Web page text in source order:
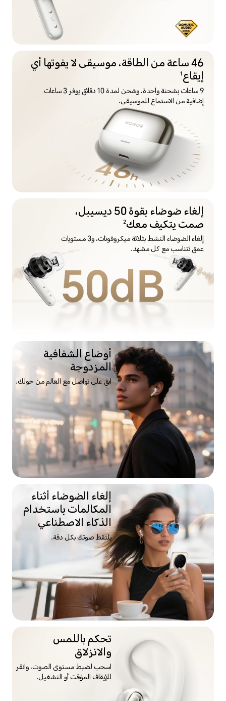
46 ساعة من الطاقة، موسيقى لا يفوتها أي
إيقاع1
9 ساعات بشحنة واحدة، وشحن لمدة 10 دقائق يوفر 3 ساعات
إضافية من الاستماع للموسيقى.
إلغاء ضوضاء بقوة 50 ديسيبل،
صمت يتكيف معك2
إلغاء الضوضاء النشط بثلاثة ميكروفونات، و3 مستويات
عمق تتناسب مع كل مشهد.
أوضاع الشفافية
المزدوجة
ابقَ على تواصل مع العالم من حولك.
إلغاء الضوضاء أثناء
المكالمات باستخدام
الذكاء الاصطناعي
يلتقط صوتك بكل دقة.
تحكم باللمس
والانزلاق
اسحب لضبط مستوى الصوت، وانقر
للإيقاف المؤقت أو التشغيل.